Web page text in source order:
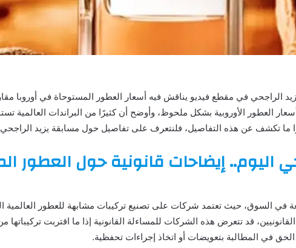
الراجحي في مقطع فيديو يناقش فيه أسعار العطور المستوحاة في أوروبا
العطور الأوروبية بشكل ملحوظ، وأوضح أن كثيرًا من البراندات العالمية
ما تكشف عن هذه التفاصيل، فلنتعرف على تفاصيل حول مسابقة يزيد الراجحي
اليوم.. إيضاحات قانونية حول العطور
في السوق، حيث تعتمد شركات على تصنيع تركيبات مشابهة للعطور
قد تتعرض هذه الشركات للمساءلة القانونية إذا ما اقتربت تركيباتها
في المطالبة بتعويضات أو اتخاذ إجراءات تحفظية.